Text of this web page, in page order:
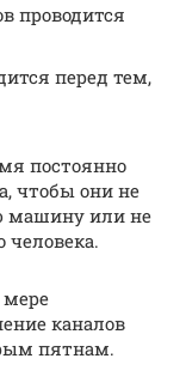
проводится
перед тем,
постоянно
чтобы они не
машину или не
мере
каналов
пятнам.